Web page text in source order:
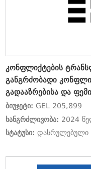
კონფლიქტების
განგრძობადი
გადააზრებისა და
გაძლიერებით
ბიუჯეტი: GEL 205,899
ხანგრძლივობა: 2024
სტატუსი:დასრულებული